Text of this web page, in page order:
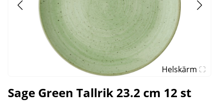
Helskärm
Sage Green Tallrik 23.2 cm 12 st